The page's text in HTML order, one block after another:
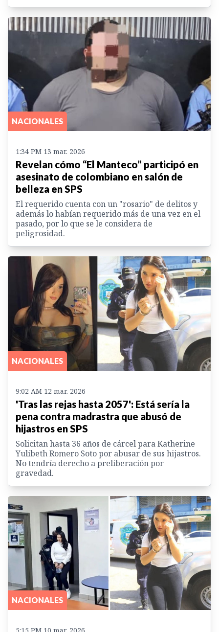
NACIONALES
1:34 PM 13 mar. 2026
Revelan cómo “El Manteco” participó en
asesinato de colombiano en salón de
belleza en SPS
El requerido cuenta con un "rosario" de delitos y
además lo habían requerido más de una vez en el
pasado, por lo que se le considera de
peligrosidad.
NACIONALES
9:02 AM 12 mar. 2026
'Tras las rejas hasta 2057': Está sería la
pena contra madrastra que abusó de
hijastros en SPS
Solicitan hasta 36 años de cárcel para Katherine
Yulibeth Romero Soto por abusar de sus hijastros.
No tendría derecho a preliberación por
gravedad.
NACIONALES